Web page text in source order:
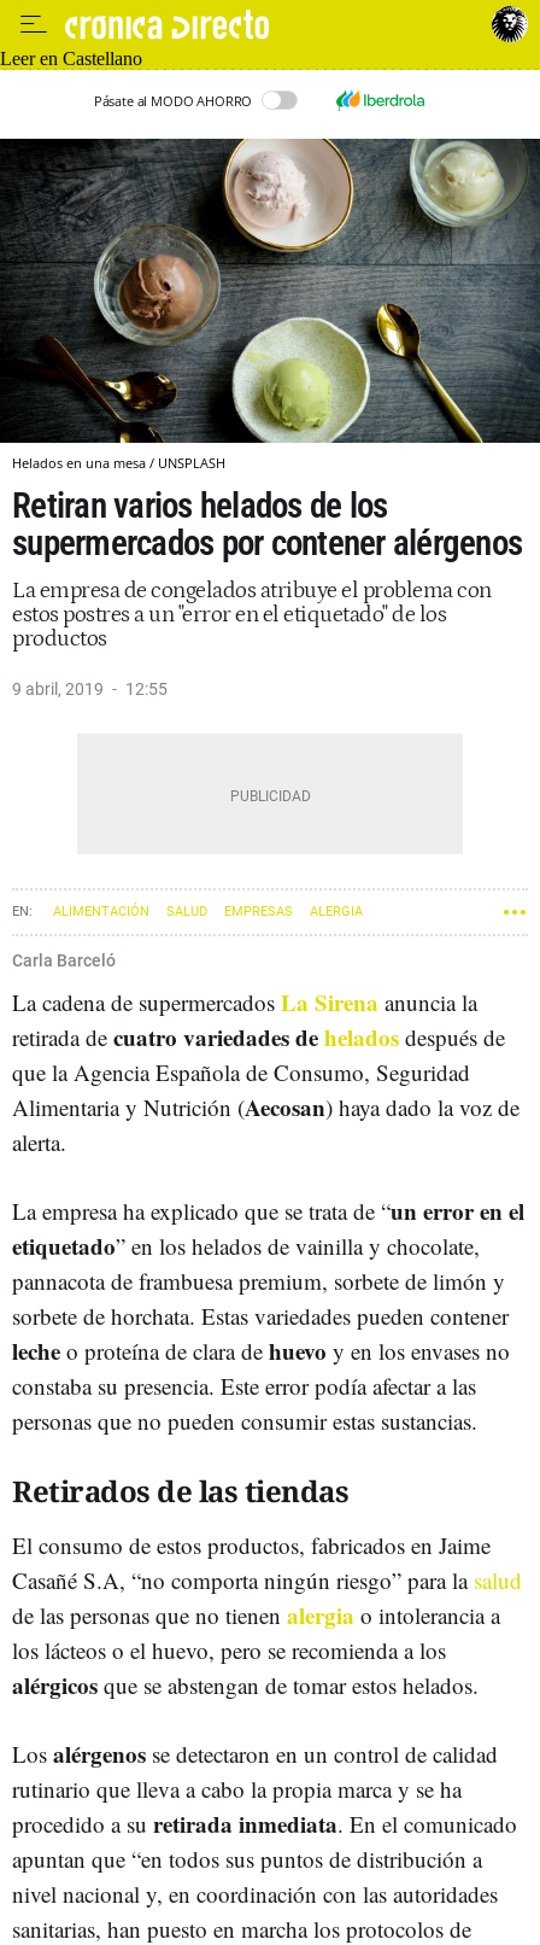
Leer en Castellano
Pásate al MODO AHORRO
Helados en una mesa / UNSPLASH
Retiran varios helados de los
supermercados por contener alérgenos
La empresa de congelados atribuye el problema con
estos postres a un "error en el etiquetado" de los
productos
9 abril, 2019 12:55
ALIMENTACIÓN SALUD EMPRESAS ALERGIA
Carla Barceló
La cadena de supermercados La Sirena anuncia la
retirada de cuatro variedades dehelados después de
que la Agencia Española de Consumo, Seguridad
Alimentaria y Nutrición (Aecosan) haya dado la voz de
alerta.
La empresa ha explicado que se trata de “un error en el
etiquetado” en los helados de vainilla y chocolate,
pannacota de frambuesa premium, sorbete de limón y
sorbete de horchata. Estas variedades pueden contener
leche o proteína de clara de huevo y en los envases no
constaba su presencia. Este error podía afectar a las
personas que no pueden consumir estas sustancias.
Retirados de las tiendas
El consumo de estos productos, fabricados en Jaime
Casañé S.A, “no comporta ningún riesgo” para la salud
de las personas que no tienen alergia o intolerancia a
los lácteos o el huevo, pero se recomienda a los
alérgicos que se abstengan de tomar estos helados.
Los alérgenos se detectaron en un control de calidad
rutinario que lleva a cabo la propia marca y se ha
procedido a su retirada inmediata. En el comunicado
apuntan que “en todos sus puntos de distribución a
nivel nacional y, en coordinación con las autoridades
sanitarias, han puesto en marcha los protocolos de